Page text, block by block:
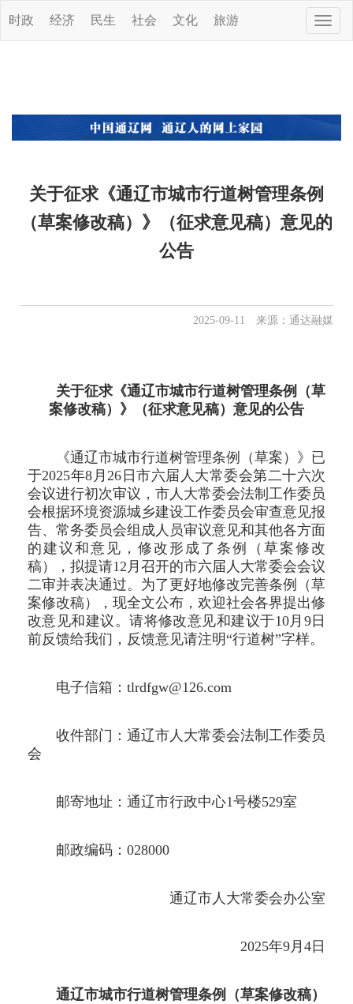
Toggle
时政 经济 民生 社会 文化 旅游
关于征求《通辽市城市行道树管理条例
（草案修改稿）》（征求意见稿）意见的
公告
2025-09-11 来源：通达融媒
关于征求《通辽市城市行道树管理条例（草
案修改稿）》（征求意见稿）意见的公告
《通辽市城市行道树管理条例（草案）》已
于2025年8月26日市六届人大常委会第二十六次
会议进行初次审议，市人大常委会法制工作委员
会根据环境资源城乡建设工作委员会审查意见报
告、常务委员会组成人员审议意见和其他各方面
的建议和意见，修改形成了条例（草案修改
稿），拟提请12月召开的市六届人大常委会会议
二审并表决通过。为了更好地修改完善条例（草
案修改稿），现全文公布，欢迎社会各界提出修
改意见和建议。请将修改意见和建议于10月9日
前反馈给我们，反馈意见请注明“行道树”字样。
电子信箱：tlrdfgw@126.com
收件部门：通辽市人大常委会法制工作委员
会
邮寄地址：通辽市行政中心1号楼529室
邮政编码：028000
通辽市人大常委会办公室
2025年9月4日
通辽市城市行道树管理条例（草案修改稿）